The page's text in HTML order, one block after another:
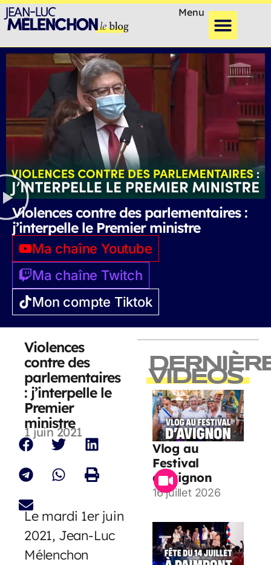
Menu
Violences contre des parlementaires :
j’interpelle le Premier ministre
Ma chaîne Youtube
Ma chaîne Twitch
Mon compte Tiktok
Violences
contre des
parlementaires
: j’interpelle le
Premier
ministre
1 juin 2021
Le mardi 1er juin
2021, Jean-Luc
Mélenchon
VIDEOS
Vlog au
Festival
d’Avignon
16 juillet 2026